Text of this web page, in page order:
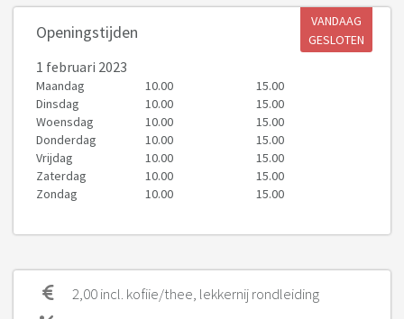
Openingstijden
VANDAAG
GESLOTEN
1 februari 2023
Maandag 10.00
15.00
Dinsdag
10.00
15.00
Woensdag
10.00
15.00
Donderdag
10.00
15.00
Vrijdag
10.00
15.00
Zaterdag
10.00
15.00
Zondag
10.00 15.00
2,00 incl. kofiie/thee, lekkernij rondleiding